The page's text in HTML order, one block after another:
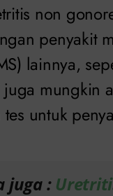
non
penyakit
lainnya,
mungkin
untuk
juga :